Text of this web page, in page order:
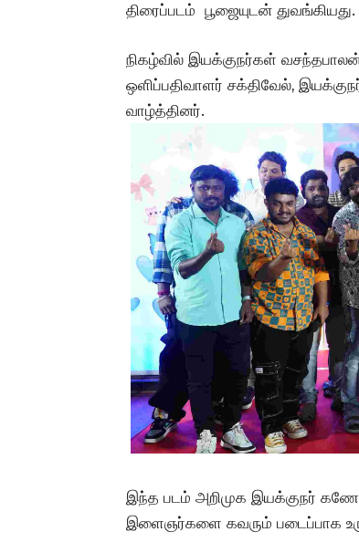
திரைப்படம் பூஜையுடன் துவங்கியது.
நிகழ்வில் இயக்குநர்கள்
ஒளிப்பதிவாளர் சக்திவேல்,
வாழ்த்தினர்.
இந்த படம் அறிமுக இயக்குநர்
இளைஞர்களை கவரும் படைப்பாக